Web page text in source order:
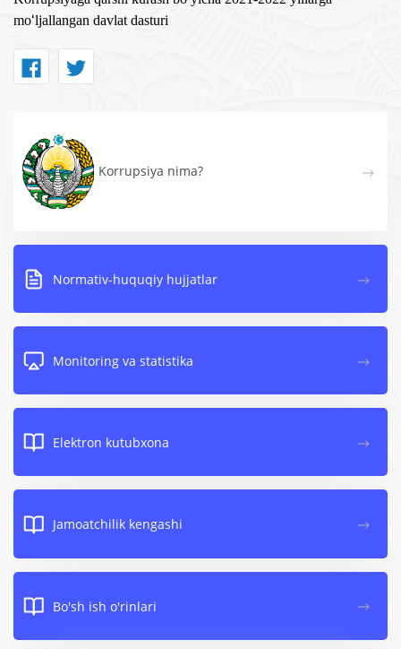
mo‘ljallangan davlat dasturi
Korrupsiya nima?
Normativ-huquqiy hujjatlar
Monitoring va statistika
Elektron kutubxona
Jamoatchilik kengashi
Bo'sh ish o'rinlari